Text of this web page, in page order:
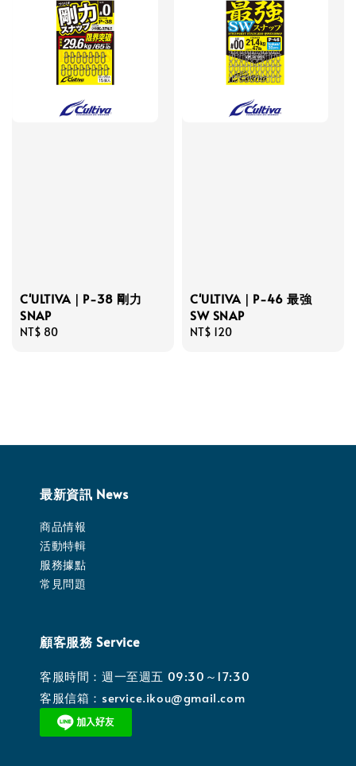
C'ULTIVA｜P-38 剛力
SNAP
Regular
NT$ 80
C'ULTIVA｜P-46 最強
SW SNAP
Regular
NT$ 120
最新資訊 News
商品情報
活動特輯
服務據點
常見問題
顧客服務 Service
客服時間：週一至週五 09:30～17:30
客服信箱：service.ikou@gmail.com